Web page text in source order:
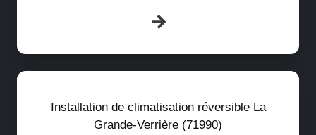
Installation de climatisation réversible La
Grande-Verrière (71990)